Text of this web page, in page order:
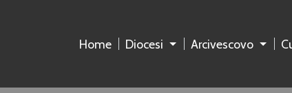
Home Diocesi Arcivescovo